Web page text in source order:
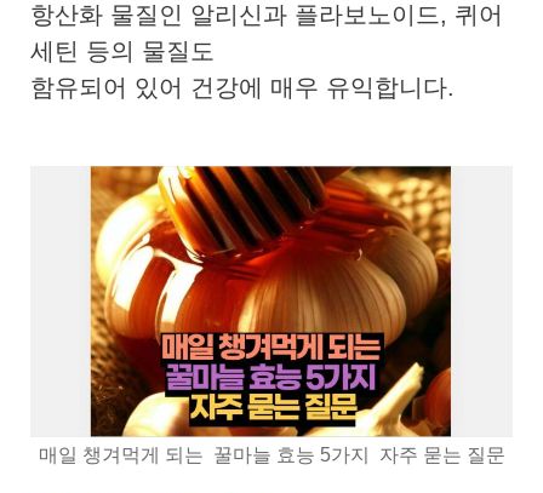
항산화 물질인 알리신과 플라보노이드, 퀴어
세틴 등의 물질도
함유되어 있어 건강에 매우 유익합니다.
매일 챙겨먹게 되는 꿀마늘 효능 5가지 자주 묻는 질문